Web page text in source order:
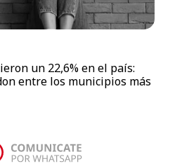
un 22,6% en el país:
entre los municipios más